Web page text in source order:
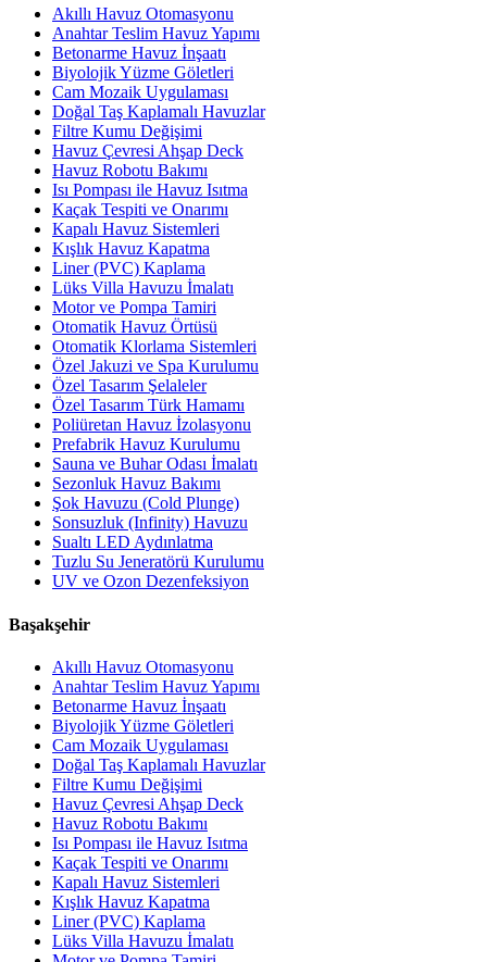
Akıllı Havuz Otomasyonu
Anahtar Teslim Havuz Yapımı
Betonarme Havuz İnşaatı
Biyolojik Yüzme Göletleri
Cam Mozaik Uygulaması
Doğal Taş Kaplamalı Havuzlar
Filtre Kumu Değişimi
Havuz Çevresi Ahşap Deck
Havuz Robotu Bakımı
Isı Pompası ile Havuz Isıtma
Kaçak Tespiti ve Onarımı
Kapalı Havuz Sistemleri
Kışlık Havuz Kapatma
Liner (PVC) Kaplama
Lüks Villa Havuzu İmalatı
Motor ve Pompa Tamiri
Otomatik Havuz Örtüsü
Otomatik Klorlama Sistemleri
Özel Jakuzi ve Spa Kurulumu
Özel Tasarım Şelaleler
Özel Tasarım Türk Hamamı
Poliüretan Havuz İzolasyonu
Prefabrik Havuz Kurulumu
Sauna ve Buhar Odası İmalatı
Sezonluk Havuz Bakımı
Şok Havuzu (Cold Plunge)
Sonsuzluk (Infinity) Havuzu
Sualtı LED Aydınlatma
Tuzlu Su Jeneratörü Kurulumu
UV ve Ozon Dezenfeksiyon
Başakşehir
Akıllı Havuz Otomasyonu
Anahtar Teslim Havuz Yapımı
Betonarme Havuz İnşaatı
Biyolojik Yüzme Göletleri
Cam Mozaik Uygulaması
Doğal Taş Kaplamalı Havuzlar
Filtre Kumu Değişimi
Havuz Çevresi Ahşap Deck
Havuz Robotu Bakımı
Isı Pompası ile Havuz Isıtma
Kaçak Tespiti ve Onarımı
Kapalı Havuz Sistemleri
Kışlık Havuz Kapatma
Liner (PVC) Kaplama
Lüks Villa Havuzu İmalatı